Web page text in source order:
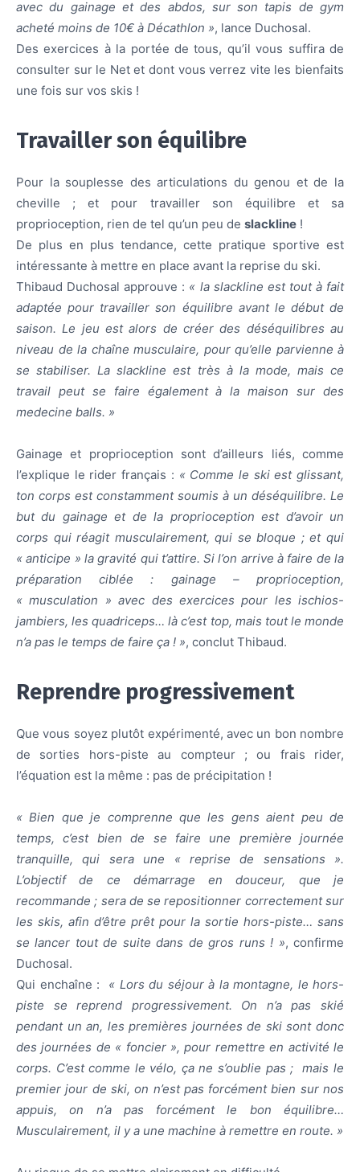
avec du gainage et des abdos, sur son tapis de gym
acheté moins de 10€ à Décathlon », lance Duchosal.
Des exercices à la portée de tous, qu’il vous suffira de
consulter sur le Net et dont vous verrez vite les bienfaits
une fois sur vos skis !
Travailler son équilibre
Pour la souplesse des articulations du genou et de la
cheville ; et pour travailler son équilibre et sa
proprioception, rien de tel qu’un peu de slackline !
De plus en plus tendance, cette pratique sportive est
intéressante à mettre en place avant la reprise du ski.
Thibaud Duchosal approuve : « la slackline est tout à fait
adaptée pour travailler son équilibre avant le début de
saison. Le jeu est alors de créer des déséquilibres au
niveau de la chaîne musculaire, pour qu’elle parvienne à
se stabiliser. La slackline est très à la mode, mais ce
travail peut se faire également à la maison sur des
medecine balls. »
Gainage et proprioception sont d’ailleurs liés, comme
l’explique le rider français : « Comme le ski est glissant,
ton corps est constamment soumis à un déséquilibre. Le
but du gainage et de la proprioception est d’avoir un
corps qui réagit musculairement, qui se bloque ; et qui
« anticipe » la gravité qui t’attire. Si l’on arrive à faire de la
préparation ciblée : gainage – proprioception,
« musculation » avec des exercices pour les ischios-
jambiers, les quadriceps… là c’est top, mais tout le monde
n’a pas le temps de faire ça ! », conclut Thibaud.
Reprendre progressivement
Que vous soyez plutôt expérimenté, avec un bon nombre
de sorties hors-piste au compteur ; ou frais rider,
l’équation est la même : pas de précipitation !
« Bien que je comprenne que les gens aient peu de
temps, c’est bien de se faire une première journée
tranquille, qui sera une « reprise de sensations ».
L’objectif de ce démarrage en douceur, que je
recommande ; sera de se repositionner correctement sur
les skis, afin d’être prêt pour la sortie hors-piste… sans
se lancer tout de suite dans de gros runs ! », confirme
Duchosal.
Qui enchaîne : « Lors du séjour à la montagne, le hors-
piste se reprend progressivement. On n’a pas skié
pendant un an, les premières journées de ski sont donc
des journées de « foncier », pour remettre en activité le
corps. C’est comme le vélo, ça ne s’oublie pas ; mais le
premier jour de ski, on n’est pas forcément bien sur nos
appuis, on n’a pas forcément le bon équilibre…
Musculairement, il y a une machine à remettre en route. »